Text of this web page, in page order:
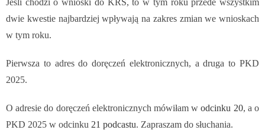
Jeśli chodzi o wnioski do KRS, to w tym roku przede wszystkim
dwie kwestie najbardziej wpływają na zakres zmian we wnioskach
w tym roku.
Pierwsza to adres do doręczeń elektronicznych, a druga to PKD
2025.
O adresie do doręczeń elektronicznych mówiłam wodcinku 20, a o
PKD 2025 w odcinku 21 podcastu. Zapraszam do słuchania.